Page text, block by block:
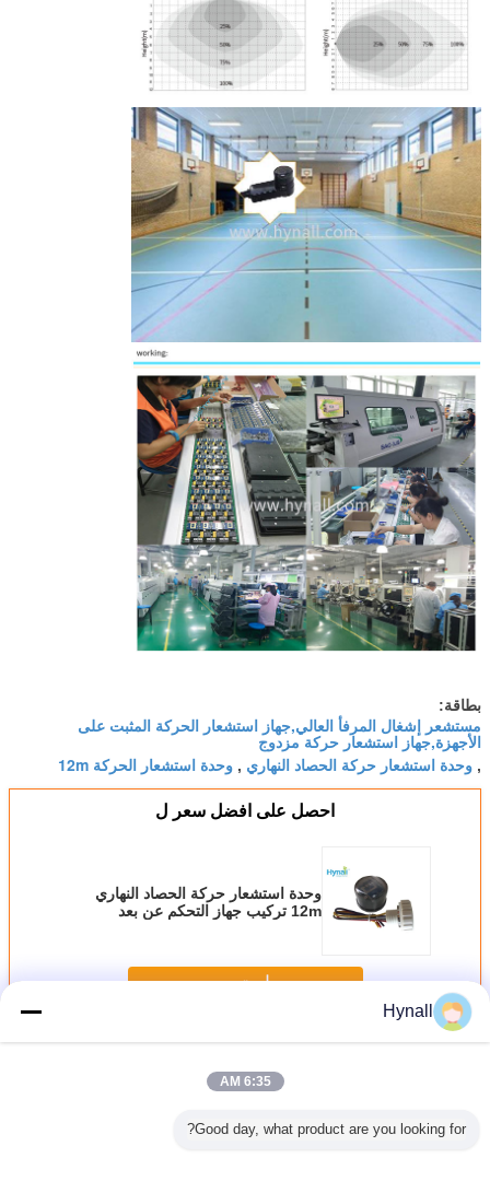
بطاقة:
مستشعر إشغال المرفأ العالي,جهاز استشعار الحركة المثبت على
الأجهزة,جهاز استشعار حركة مزدوج
, وحدة استشعار حركة الحصاد النهاري , وحدة استشعار الحركة 12m
احصل على افضل سعر ل
وحدة استشعار حركة الحصاد النهاري
12m تركيب جهاز التحكم عن بعد
استمر
أكثرمستشعر حركة عالية الخليج
Hynall
6:35 AM
Good day, what product are you looking for?